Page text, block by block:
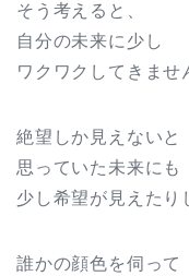
そう考えると、
自分の未来に少し
ワクワクしてきませ
絶望しか見えないと
思っていた未来にも
少し希望が見えたり
誰かの顔色を伺って